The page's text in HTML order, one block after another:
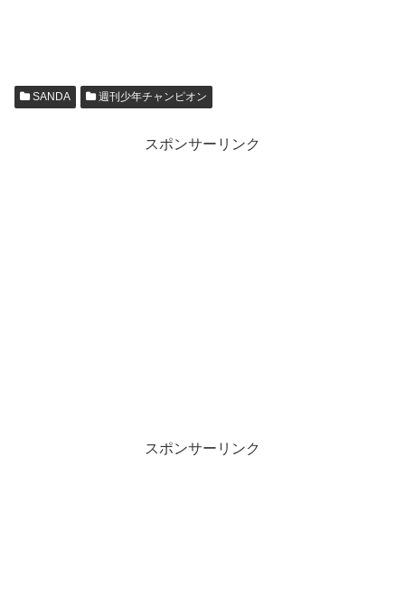
SANDA 週刊少年チャンピオン
スポンサーリンク
スポンサーリンク